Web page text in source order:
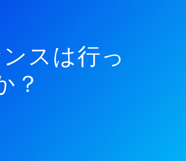
スは行っ
？